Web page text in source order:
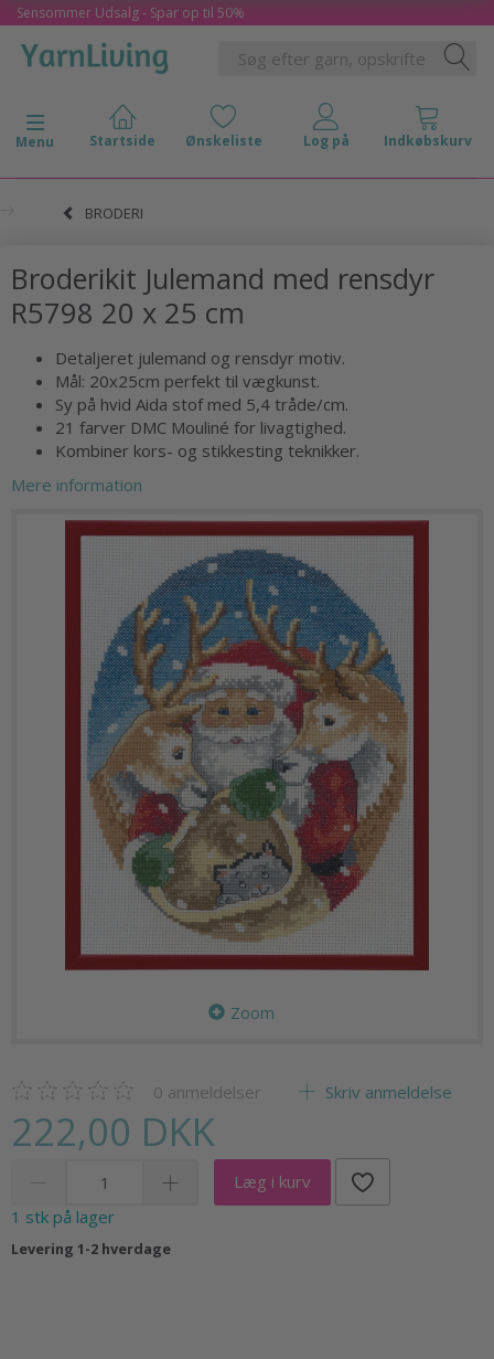
Sensommer Udsalg - Spar op til 50%
Skifte navigation
Menu
BRODERI
Broderikit Julemand med rensdyr
R5798 20 x 25 cm
Detaljeret julemand og rensdyr motiv.
Mål: 20x25cm perfekt til vægkunst.
Sy på hvid Aida stof med 5,4 tråde/cm.
21 farver DMC Mouliné for livagtighed.
Kombiner kors- og stikkesting teknikker.
Mere information
Zoom
0 anmeldelser Skriv anmeldelse
222,00 DKK
Læg i kurv
1 stk på lager
Levering 1-2 hverdage